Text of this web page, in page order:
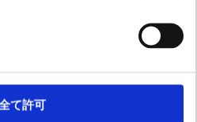
て許可